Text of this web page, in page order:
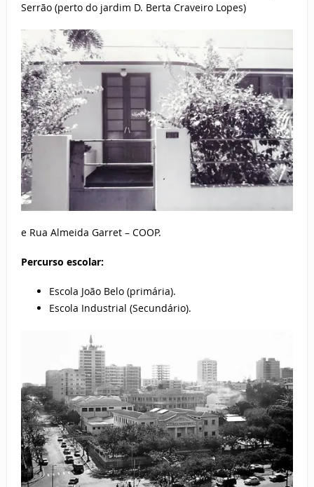
Serrão (perto do jardim D. Berta Craveiro Lopes)
e Rua Almeida Garret – COOP.
Percurso escolar:
Escola João Belo (primária).
Escola Industrial (Secundário).